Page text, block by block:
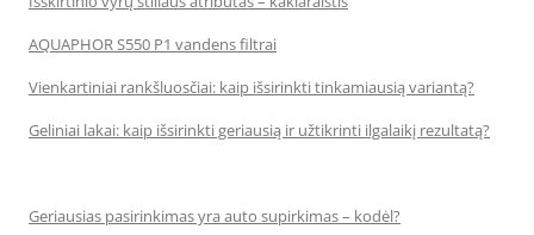
AQUAPHOR S550 P1 vandens filtrai
Vienkartiniai rankšluosčiai: kaip išsirinkti tinkamiausią variantą?
Geliniai lakai: kaip išsirinkti geriausią ir užtikrinti ilgalaikį rezultatą?
Geriausias pasirinkimas yra auto supirkimas – kodėl?